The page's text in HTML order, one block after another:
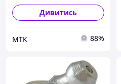
Дивитись
МТК 88%